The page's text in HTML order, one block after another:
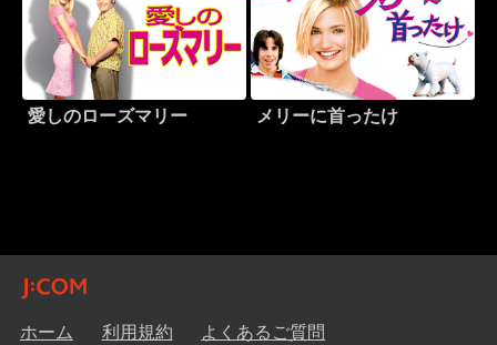
愛しのローズマリー メリーに首ったけ
ホーム 利用規約 よくあるご質問